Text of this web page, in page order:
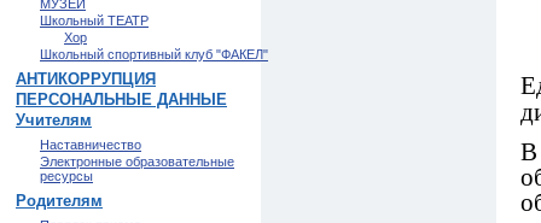
МУЗЕЙ
Школьный ТЕАТР
Хор
Школьный спортивный клуб "ФАКЕЛ"
АНТИКОРРУПЦИЯ
ПЕРСОНАЛЬНЫЕ ДАННЫЕ
Учителям
Наставничество
Электронные образовательные
ресурсы
Родителям
В